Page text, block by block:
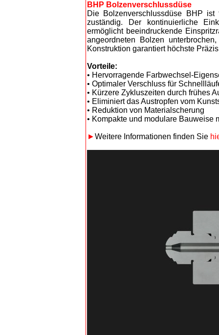
BHP Bolzenverschlussdüse
Die Bolzenverschlussdüse BHP ist
zuständig. Der kontinuierliche
ermöglicht beeindruckende
angeordneten Bolzen
Konstruktion garantiert höchste
Vorteile:
• Hervorragende Farbwechsel-
• Optimaler Verschluss für
• Kürzere Zykluszeiten durch frühes
• Eliminiert das Austropfen vom
• Reduktion von Materialscherung
• Kompakte und modulare Bauweise
►Weitere Informationen finden Sie